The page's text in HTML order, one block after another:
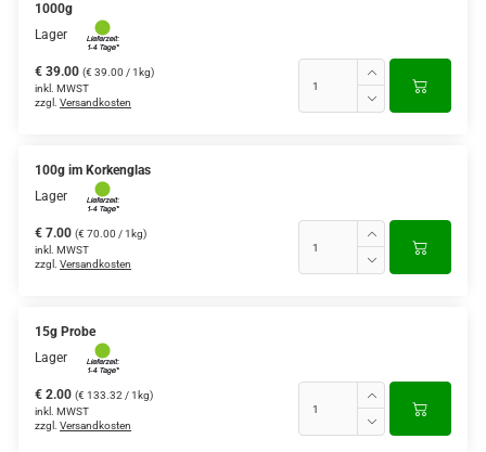
1000g
Lager
€ 39.00 (€ 39.00 / 1kg)
inkl. MWST
zzgl. Versandkosten
100g im Korkenglas
Lager
€ 7.00 (€ 70.00 / 1kg)
inkl. MWST
zzgl. Versandkosten
15g Probe
Lager
€ 2.00 (€ 133.32 / 1kg)
inkl. MWST
zzgl. Versandkosten